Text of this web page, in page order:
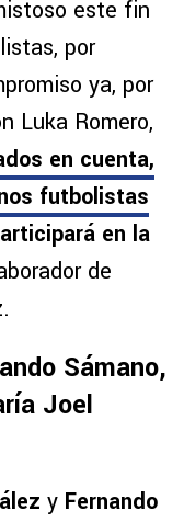
este fin
por
ya, por
Luka Romero,
en cuenta,
futbolistas
en la
de
Sámano,
Joel
y Fernando